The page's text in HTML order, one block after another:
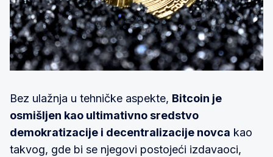
Bez ulažnja u tehničke aspekte, Bitcoin je
osmišljen kao ultimativno sredstvo
demokratizacije i decentralizacije novca kao
takvog, gde bi se njegovi postojeći izdavaoci,